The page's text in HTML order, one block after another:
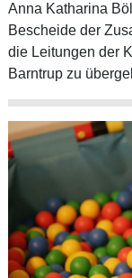
Anna Katharina
Bescheide der
die Leitungen der
Barntrup zu